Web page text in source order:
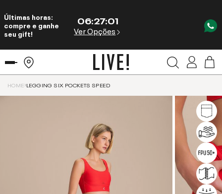
Últimas horas:
compre e ganhe
seu gift!
06:27:00
Ver Opções
HOME LEGGING SIX POCKETS SPEED